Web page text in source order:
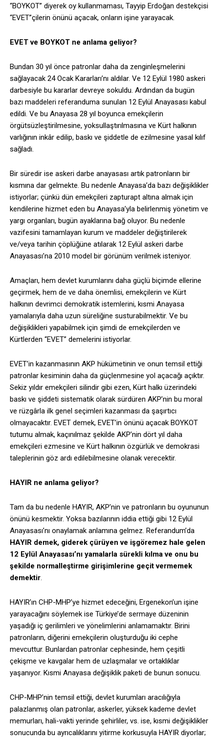
“BOYKOT” diyerek oy kullanmaması, Tayyip Erdoğan destekçisi
“EVET”çilerin önünü açacak, onların işine yarayacak.
EVET ve BOYKOT ne anlama geliyor?
Bundan 30 yıl önce patronlar daha da zenginleşmelerini
sağlayacak 24 Ocak Kararları’nı aldılar. Ve 12 Eylül 1980 askeri
darbesiyle bu kararlar devreye sokuldu. Ardından da bugün
bazı maddeleri referanduma sunulan 12 Eylül Anayasası kabul
edildi. Ve bu Anayasa 28 yıl boyunca emekçilerin
örgütsüzleştirilmesine, yoksullaştırılmasına ve Kürt halkının
varlığının inkâr edilip, baskı ve şiddetle de ezilmesine yasal kılıf
sağladı.
Bir süredir ise askeri darbe anayasası artık patronların bir
kısmına dar gelmekte. Bu nedenle Anayasa’da bazı değişiklikler
istiyorlar; çünkü dün emekçileri zapturapt altına almak için
kendilerine hizmet eden bu Anayasa’yla belirlenmiş yönetim ve
yargı organları, bugün ayaklarına bağ oluyor. Bu nedenle
vazifesini tamamlayan kurum ve maddeler değiştirilerek
ve/veya tarihin çöplüğüne atılarak 12 Eylül askeri darbe
Anayasası’na 2010 model bir görünüm verilmek isteniyor.
Amaçları, hem devlet kurumlarını daha güçlü biçimde ellerine
geçirmek, hem de ve daha önemlisi, emekçilerin ve Kürt
halkının devrimci demokratik istemlerini, kısmi Anayasa
yamalarıyla daha uzun süreliğine susturabilmektir. Ve bu
değişiklikleri yapabilmek için şimdi de emekçilerden ve
Kürtlerden “EVET” demelerini istiyorlar.
EVET’in kazanmasının AKP hükümetinin ve onun temsil ettiği
patronlar kesiminin daha da güçlenmesine yol açacağı açıktır.
Sekiz yıldır emekçileri silindir gibi ezen, Kürt halkı üzerindeki
baskı ve şiddeti sistematik olarak sürdüren AKP’nin bu moral
ve rüzgârla ilk genel seçimleri kazanması da şaşırtıcı
olmayacaktır. EVET demek, EVET’in önünü açacak BOYKOT
tutumu almak, kaçınılmaz şekilde AKP’nin dört yıl daha
emekçileri ezmesine ve Kürt halkının özgürlük ve demokrasi
taleplerinin göz ardı edilebilmesine olanak verecektir.
HAYIR ne anlama geliyor?
Tam da bu nedenle HAYIR, AKP’nin ve patronların bu oyununun
önünü kesmektir. Yoksa bazılarının iddia ettiği gibi 12 Eylül
Anayasası’nı onaylamak anlamına gelmez. Referandum’da
HAYIR demek, giderek çürüyen ve işgöremez hale gelen
12 Eylül Anayasası’nı yamalarla sürekli kılma ve onu bu
şekilde normalleştirme girişimlerine geçit vermemek
demektir.
HAYIR’ın CHP-MHP’ye hizmet edeceğini, Ergenekon’un işine
yarayacağını söylemek ise Türkiye’de sermaye düzeninin
yaşadığı iç gerilimleri ve yönelimlerini anlamamaktır. Birini
patronların, diğerini emekçilerin oluşturduğu iki cephe
mevcuttur. Bunlardan patronlar cephesinde, hem çeşitli
çekişme ve kavgalar hem de uzlaşmalar ve ortaklıklar
yaşanıyor. Kısmi Anayasa değişiklik paketi de bunun sonucu.
CHP-MHP’nin temsil ettiği, devlet kurumları aracılığıyla
palazlanmış olan patronlar, askerler, yüksek kademe devlet
memurları, hali-vakti yerinde şehirliler, vs. ise, kısmi değişiklikler
sonucunda bu ayrıcalıklarını yitirme korkusuyla HAYIR diyorlar;